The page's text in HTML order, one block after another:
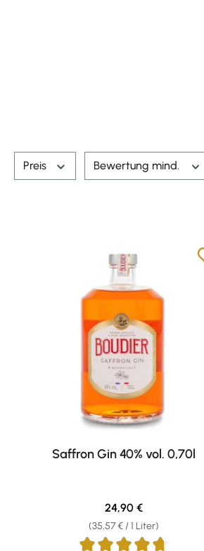
Preis Bewertung mind.
Saffron Gin 40% vol. 0,70l
(35,57 € / 1 Liter)
Regulärer Preis:
24,90 €